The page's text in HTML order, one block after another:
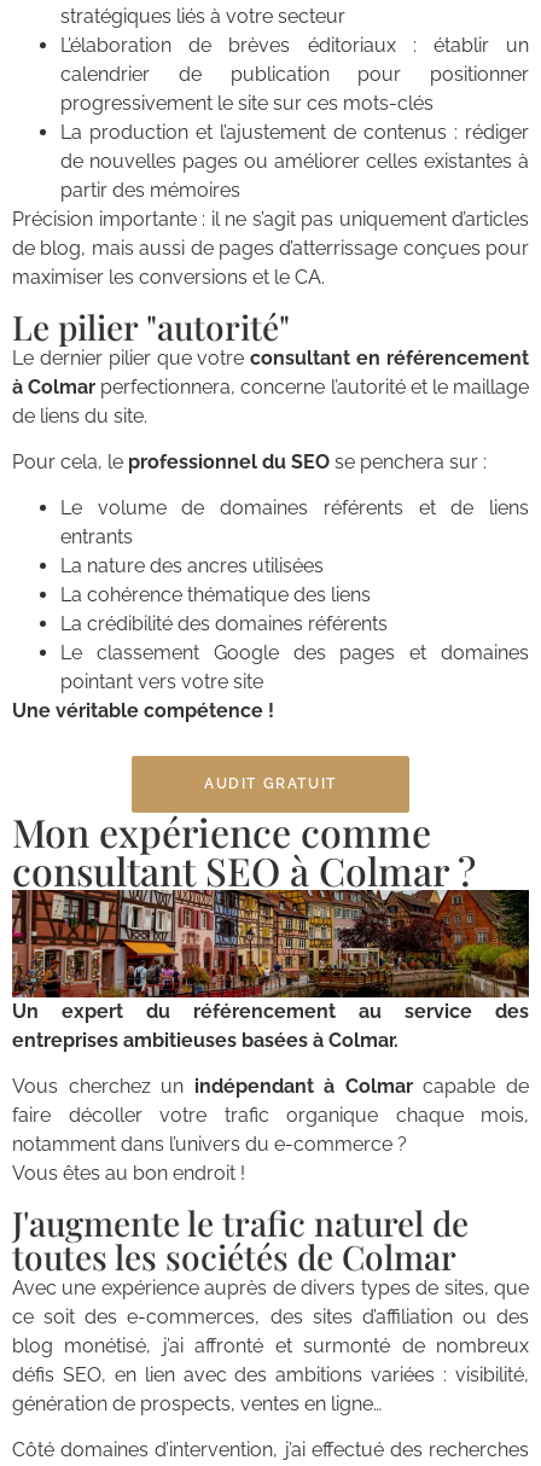
stratégiques liés à votre secteur
L’élaboration de brèves éditoriaux : établir un
calendrier de publication pour positionner
progressivement le site sur ces mots-clés
La production et l’ajustement de contenus : rédiger
de nouvelles pages ou améliorer celles existantes à
partir des mémoires
Précision importante : il ne s’agit pas uniquement d’articles
de blog, mais aussi de pages d’atterrissage conçues pour
maximiser les conversions et le CA.
Le pilier "autorité"
Le dernier pilier que votreconsultant en référencement
à Colmar perfectionnera, concerne l’autorité et le maillage
de liens du site.
Pour cela, le professionnel du SEO se penchera sur :
Le volume de domaines référents et de liens
entrants
La nature des ancres utilisées
La cohérence thématique des liens
La crédibilité des domaines référents
Le classement Google des pages et domaines
pointant vers votre site
Une véritable compétence !
AUDIT GRATUIT
Mon expérience comme
consultant SEO à Colmar ?
Un expert du référencement au service des
entreprises ambitieuses basées à Colmar.
Vous cherchez un indépendant à Colmarcapable de
faire décoller votre trafic organique chaque mois,
notamment dans l’univers du e-commerce ?
Vous êtes au bon endroit !
J'augmente le trafic naturel de
toutes les sociétés de Colmar
Avec une expérience auprès de divers types de sites, que
ce soit des e-commerces, des sites d’affiliation ou des
blog monétisé, j’ai affronté et surmonté de nombreux
défis SEO, en lien avec des ambitions variées : visibilité,
génération de prospects, ventes en ligne…
Côté domaines d’intervention, j’ai effectué des recherches